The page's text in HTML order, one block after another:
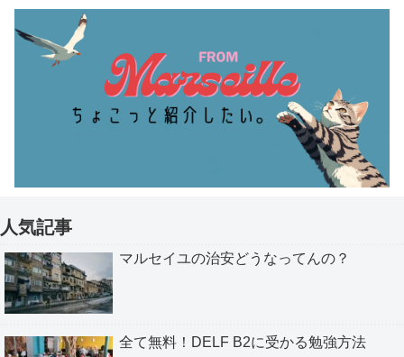
人気記事
マルセイユの治安どうなってんの？
全て無料！DELF B2に受かる勉強方法